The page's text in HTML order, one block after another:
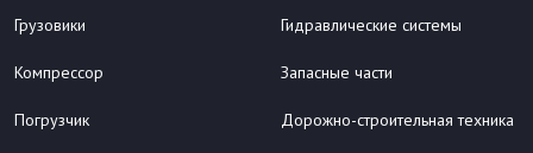
Грузовики
Компрессор
Погрузчик
Гидравлические системы
Запасные части
Дорожно-строительная техника